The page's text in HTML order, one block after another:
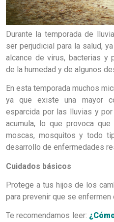
Durante la temporada de
ser perjudicial para la salud,
alcance de virus, bacterias y
de la humedad y de algunos
En esta temporada muchos
ya que existe una mayor
esparcida por las lluvias y
acumula, lo que provoca
moscas, mosquitos y todo
desarrollo de enfermedades
Cuidados básicos
Protege a tus hijos de los
para prevenir que se
Te recomendamos leer: